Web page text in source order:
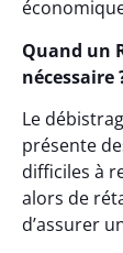
Quand un
nécessaire
Le
présente
difficiles à
alors de
d’assurer